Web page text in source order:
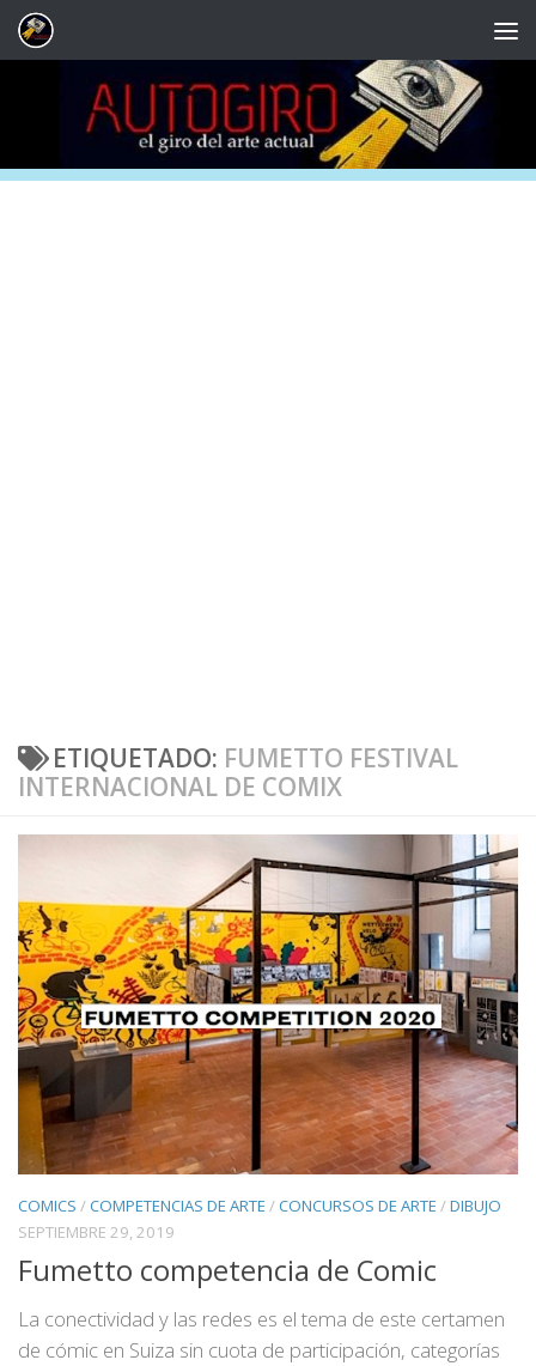
Saltar al contenido
ETIQUETADO: FUMETTO FESTIVAL
INTERNACIONAL DE COMIX
COMICS /COMPETENCIAS DE ARTE /CONCURSOS DE ARTE /DIBUJO
SEPTIEMBRE 29, 2019
Fumetto competencia de Comic
La conectividad y las redes es el tema de este certamen
de cómic en Suiza sin cuota de participación, categorías